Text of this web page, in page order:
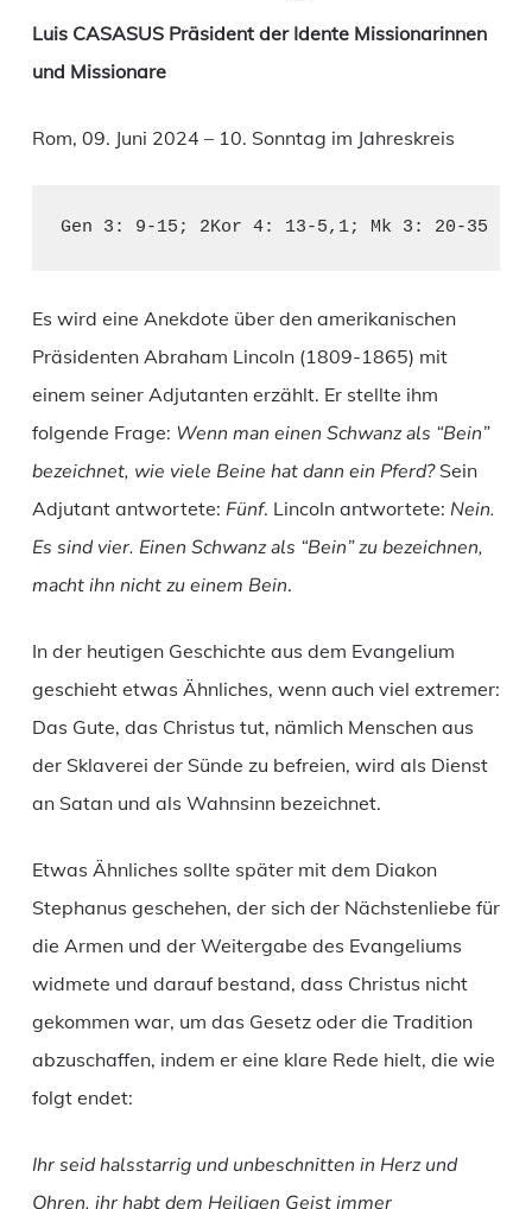
Luis CASASUS Präsident der Idente Missionarinnen
und Missionare
Rom, 09. Juni 2024 – 10. Sonntag im Jahreskreis
Gen 3: 9-15; 2Kor 4: 13-5,1; Mk 3: 20-35
Es wird eine Anekdote über den amerikanischen
Präsidenten Abraham Lincoln (1809-1865) mit
einem seiner Adjutanten erzählt. Er stellte ihm
folgende Frage: Wenn man einen Schwanz als “Bein”
bezeichnet, wie viele Beine hat dann ein Pferd? Sein
Adjutant antwortete: Fünf. Lincoln antwortete: Nein.
Es sind vier. Einen Schwanz als “Bein” zu bezeichnen,
macht ihn nicht zu einem Bein.
In der heutigen Geschichte aus dem Evangelium
geschieht etwas Ähnliches, wenn auch viel extremer:
Das Gute, das Christus tut, nämlich Menschen aus
der Sklaverei der Sünde zu befreien, wird als Dienst
an Satan und als Wahnsinn bezeichnet.
Etwas Ähnliches sollte später mit dem Diakon
Stephanus geschehen, der sich der Nächstenliebe für
die Armen und der Weitergabe des Evangeliums
widmete und darauf bestand, dass Christus nicht
gekommen war, um das Gesetz oder die Tradition
abzuschaffen, indem er eine klare Rede hielt, die wie
folgt endet:
Ihr seid halsstarrig und unbeschnitten in Herz und
Ohren, ihr habt dem Heiligen Geist immer